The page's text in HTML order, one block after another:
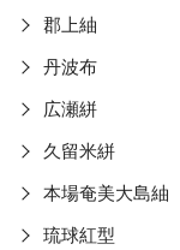
郡上紬
丹波布
広瀬絣
久留米絣
本場奄美大島紬
琉球紅型